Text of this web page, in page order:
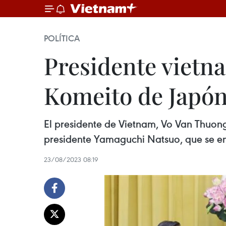
POLÍTICA
Presidente
Komeito de
El presidente de Vietnam, Vo Van
presidente Yamaguchi Natsuo, que se
23/08/2023 08:19